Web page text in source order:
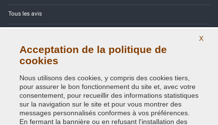
Tous les avis
Contactez-nous
Politique de confidentialité - RGPD
X
Acceptation de la politique de
cookies
Nous utilisons des cookies, y compris des cookies tiers,
pour assurer le bon fonctionnement du site et, avec votre
consentement, pour recueillir des informations statistiques
sur la navigation sur le site et pour vous montrer des
messages personnalisés conformes à vos préférences.
En fermant la bannière ou en refusant l'installation des